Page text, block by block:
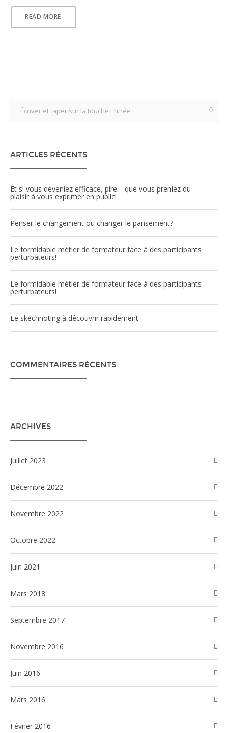
READ MORE
ARTICLES RÉCENTS
Et si vous deveniez efficace, pire… que vous preniez du
plaisir à vous exprimer en public!
Penser le changement ou changer le pansement?
Le formidable métier de formateur face à des participants
perturbateurs!
Le formidable métier de formateur face à des participants
perturbateurs!
Le skechnoting à découvrir rapidement
COMMENTAIRES RÉCENTS
ARCHIVES
juillet 2023
décembre 2022
novembre 2022
octobre 2022
juin 2021
mars 2018
septembre 2017
novembre 2016
juin 2016
mars 2016
février 2016